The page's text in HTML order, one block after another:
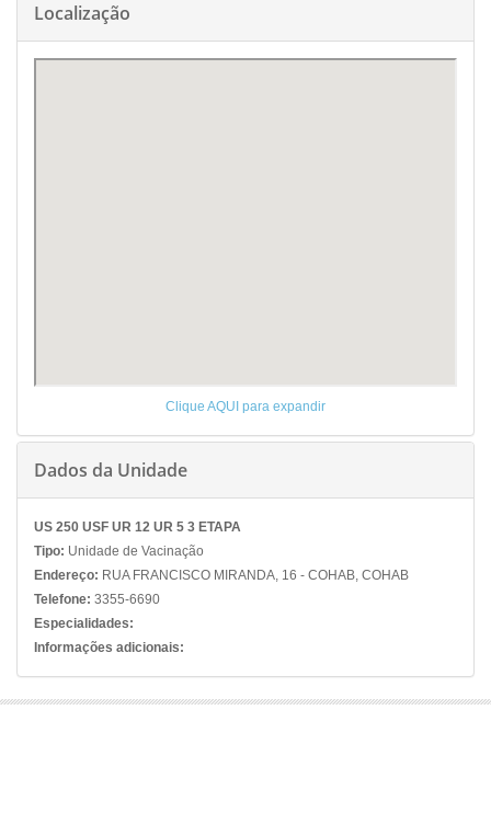
Localização
Clique AQUI para expandir
Dados da Unidade
US 250 USF UR 12 UR 5 3 ETAPA
Tipo: Unidade de Vacinação
Endereço: RUA FRANCISCO MIRANDA, 16 - COHAB, COHAB
Telefone: 3355-6690
Especialidades:
Informações adicionais: